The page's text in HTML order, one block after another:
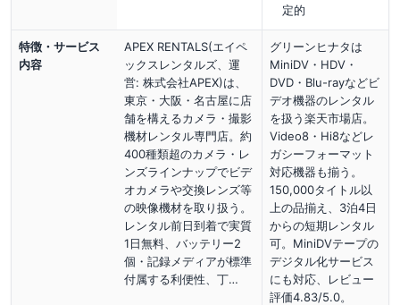
定的
特徴・サービス
内容
APEX RENTALS(エイペ
ックスレンタルズ、運
営: 株式会社APEX)は、
東京・大阪・名古屋に店
舗を構えるカメラ・撮影
機材レンタル専門店。約
400種類超のカメラ・レ
ンズラインナップでビデ
オカメラや交換レンズ等
の映像機材を取り扱う。
レンタル前日到着で実質
1日無料、バッテリー2
個・記録メディアが標準
付属する利便性、丁…
グリーンヒナタは
MiniDV・HDV・
DVD・Blu-rayなどビ
デオ機器のレンタル
を扱う楽天市場店。
Video8・Hi8などレ
ガシーフォーマット
対応機器も揃う。
150,000タイトル以
上の品揃え、3泊4日
からの短期レンタル
可。MiniDVテープの
デジタル化サービス
にも対応、レビュー
評価4.83/5.0。